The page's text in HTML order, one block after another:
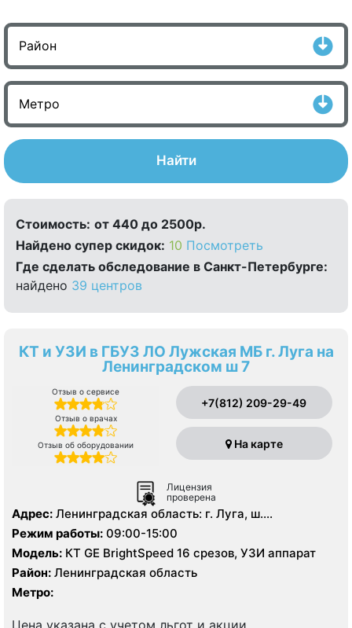
Найти
Стоимость: от 440 до 2500р.
Найдено cупер скидок: 10 Посмотреть
Где сделать обследование в Санкт-Петербурге:
найдено 39 центров
КТ и УЗИ в ГБУЗ ЛО Лужская МБ г. Луга на
Ленинградском ш 7
Отзыв о сервисе
Отзыв о врачах
Отзыв об оборудовании
+7(812) 209-29-49
На карте
Лицензия
проверена
Адрес: Ленинградская область: г. Луга, ш.
Ленинградское д. 7
Режим работы: 09:00-15:00
Модель: КТ GE BrightSpeed 16 срезов, УЗИ аппарат
Район: Ленинградская область
Метро:
Цена указана с учетом льгот и акции